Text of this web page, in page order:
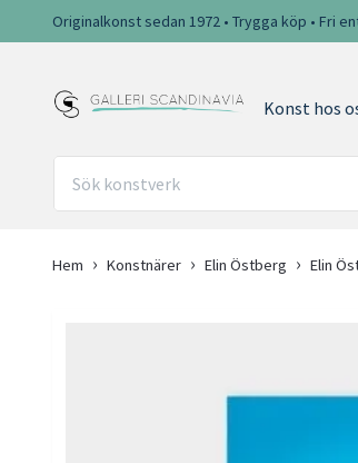
Originalkonst sedan 1972 • Trygga köp • Fri
Konst hos
Hem Konstnärer Elin Östberg Elin